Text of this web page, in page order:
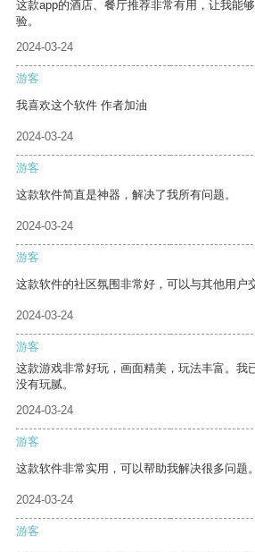
这款app的酒店、餐厅推荐非常有用，让我能
验。
2024-03-24
游客
我喜欢这个软件 作者加油
2024-03-24
游客
这款软件简直是神器，解决了我所有问题。
2024-03-24
游客
这款软件的社区氛围非常好，可以与其他用户
2024-03-24
游客
这款游戏非常好玩，画面精美，玩法丰富。我
没有玩腻。
2024-03-24
游客
这款软件非常实用，可以帮助我解决很多问题。
2024-03-24
游客